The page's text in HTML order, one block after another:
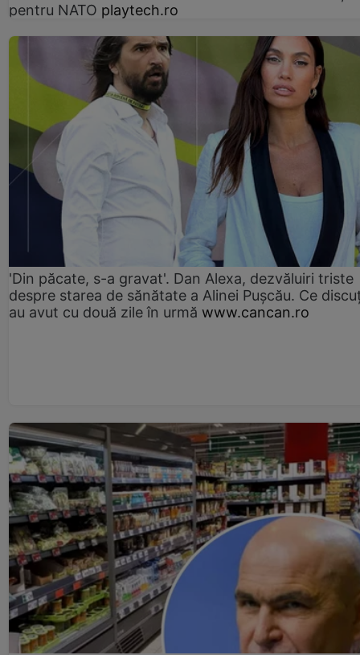
pentru NATO playtech.ro
'Din păcate, s-a gravat'. Dan Alexa, dezvăluiri triste
despre starea de sănătate a Alinei Pușcău. Ce
au avut cu două zile în urmă www.cancan.ro